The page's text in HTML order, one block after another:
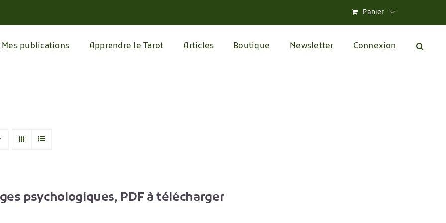
Panier
Mes publications Apprendre le Tarot Articles Boutique Newsletter Connexion
psychologiques, PDF à télécharger